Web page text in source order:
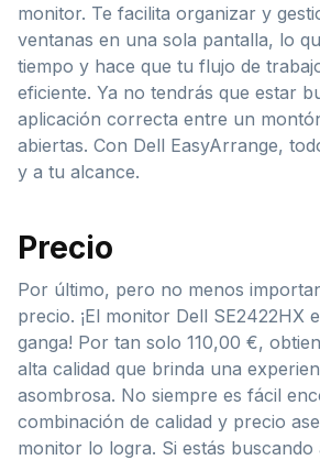
monitor. Te facilita organizar y
ventanas en una sola pantalla, lo
tiempo y hace que tu flujo de
eficiente. Ya no tendrás que estar
aplicación correcta entre un
abiertas. Con Dell EasyArrange,
y a tu alcance.
Precio
Por último, pero no menos
precio. ¡El monitor Dell SE2422HX
ganga! Por tan solo 110,00 €,
alta calidad que brinda una
asombrosa. No siempre es fácil
combinación de calidad y precio
monitor lo logra. Si estás buscando